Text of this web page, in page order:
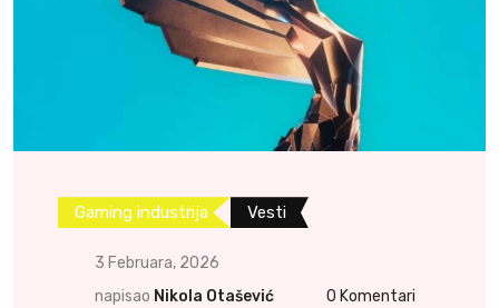
Gaming industrija Vesti
3 Februara, 2026
napisao Nikola Otašević 0 Komentari